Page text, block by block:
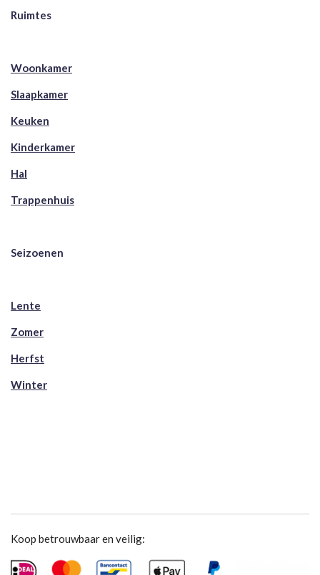
Ruimtes
Woonkamer
Slaapkamer
Keuken
Kinderkamer
Hal
Trappenhuis
Seizoenen
Lente
Zomer
Herfst
Winter
Koop betrouwbaar en veilig: